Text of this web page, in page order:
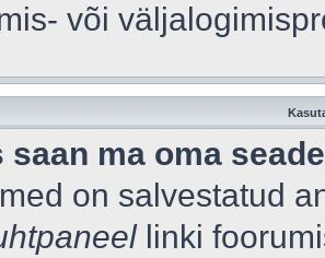
või
saan ma oma
on salvestatud
linki